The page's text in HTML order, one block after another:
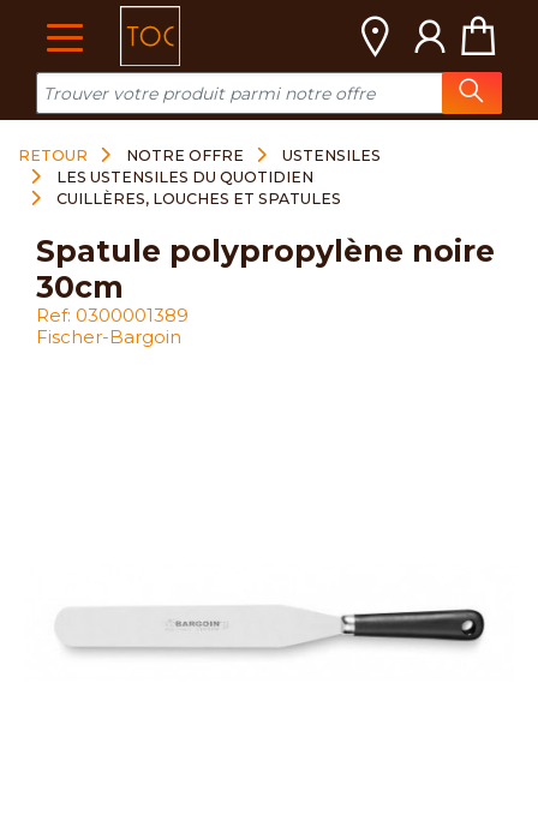
RETOUR NOTRE OFFRE
USTENSILES
LES USTENSILES DU QUOTIDIEN
CUILLÈRES, LOUCHES ET SPATULES
spatule polypropylène noire
30cm
Ref: 0300001389
Fischer-Bargoin
Cookies management panel